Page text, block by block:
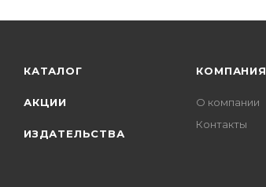
КАТАЛОГ
АКЦИИ
ИЗДАТЕЛЬСТВА
КОМПАНИЯ
О компании
Контакты